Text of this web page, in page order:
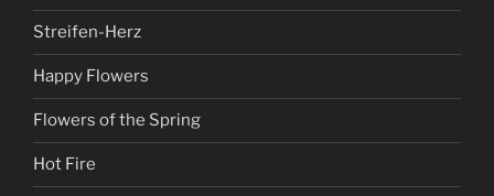
Streifen-Herz
Happy Flowers
Flowers of the Spring
Hot Fire